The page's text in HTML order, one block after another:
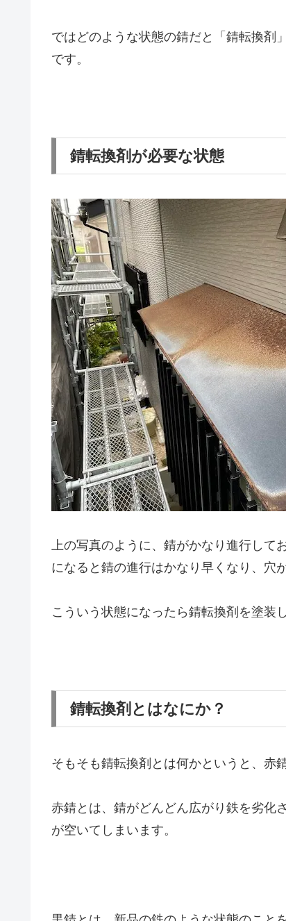
ではどのような状態の錆だと「錆転換剤
です。
錆転換剤が必要な状態
上の写真のように、錆がかなり進行し
になると錆の進行はかなり早くなり、穴
こういう状態になったら錆転換剤を塗装
錆転換剤とはなにか？
そもそも錆転換剤とは何かというと、赤
赤錆とは、錆がどんどん広がり鉄を劣化
が空いてしまいます。